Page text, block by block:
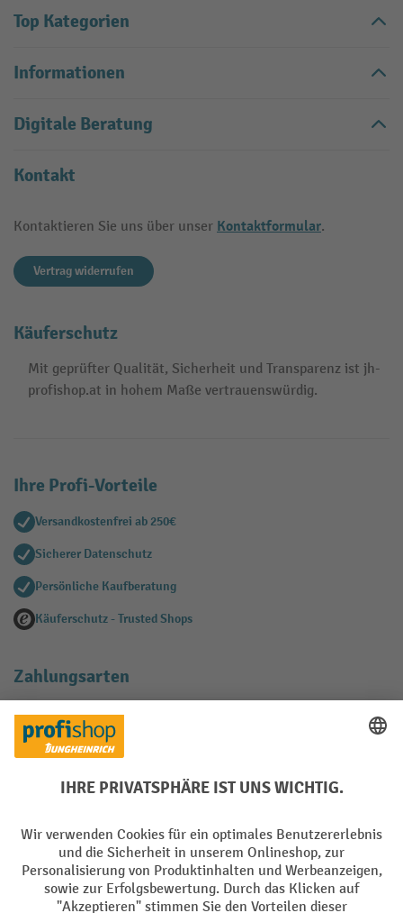
Top Kategorien
Informationen
Digitale Beratung
Kontakt
Kontaktieren Sie uns über unser Kontaktformular.
Vertrag widerrufen
Käuferschutz
Mit geprüfter Qualität, Sicherheit und Transparenz ist jh-
profishop.at in hohem Maße vertrauenswürdig.
Ihre Profi-Vorteile
Versandkostenfrei ab 250€
Sicherer Datenschutz
Persönliche Kaufberatung
Käuferschutz - Trusted Shops
Zahlungsarten
Creditcard (Master)
Facebook
YouTube
LinkedIn
Instagram